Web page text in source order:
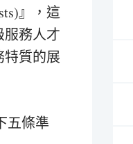
』，這
服務人才
特質的展
五條準